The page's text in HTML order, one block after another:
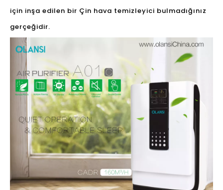
için inşa edilen bir Çin hava temizleyici bulmadığınız
gerçeğidir.